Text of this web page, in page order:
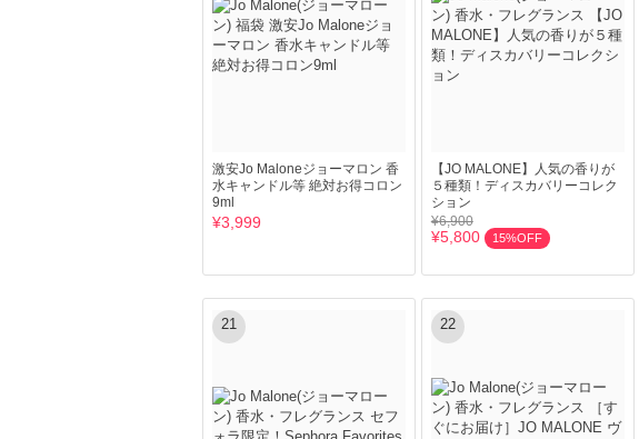
激安Jo Maloneジョーマロン 香
水キャンドル等 絶対お得コロン
9ml
¥3,999
【JO MALONE】人気の香りが
５種類！ディスカバリーコレク
ション
¥6,900
¥5,800 15%OFF
21 22